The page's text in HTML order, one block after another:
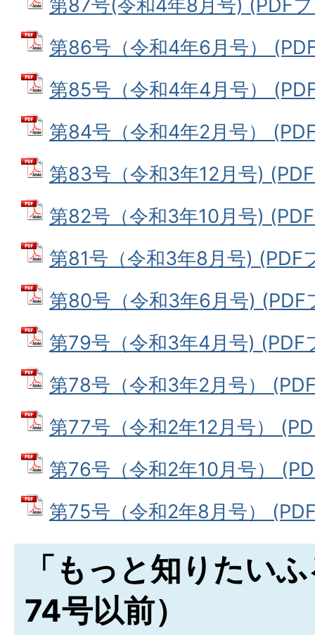
第87号(令和4年8月号) (PDF
第86号（令和4年6月号）
第85号（令和4年4月号）
第84号（令和4年2月号）
第83号（令和3年12月号)
第82号（令和3年10月号)
第81号（令和3年8月号) (PDF
第80号（令和3年6月号) (PDF
第79号（令和3年4月号) (PDF
第78号（令和3年2月号）
第77号（令和2年12月号）
第76号（令和2年10月号）
第75号（令和2年8月号）
「もっと知りたい
74号以前）